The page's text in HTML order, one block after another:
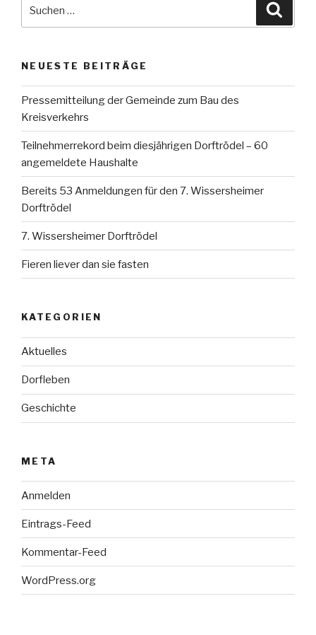
NEUESTE BEITRÄGE
Pressemitteilung der Gemeinde zum Bau des
Kreisverkehrs
Teilnehmerrekord beim diesjährigen Dorftrödel – 60
angemeldete Haushalte
Bereits 53 Anmeldungen für den 7. Wissersheimer
Dorftrödel
7. Wissersheimer Dorftrödel
Fieren liever dan sie fasten
KATEGORIEN
Aktuelles
Dorfleben
Geschichte
META
Anmelden
Eintrags-Feed
Kommentar-Feed
WordPress.org